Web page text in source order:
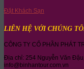
Đặt Khách Sạn
LIÊN HỆ VỚI CHÚNG
CÔNG TY CỔ PHẦN PHÁT
Địa chỉ: 254 Nguyễn Văn
info@binhantour.com.vn